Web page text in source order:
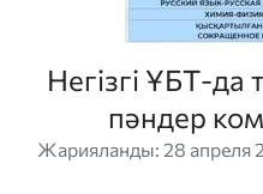
Негізгі ҰБТ-да
пәндер
Жарияланды: 28 апреля